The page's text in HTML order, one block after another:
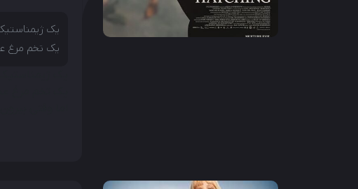
یک
یک تخم مرغ